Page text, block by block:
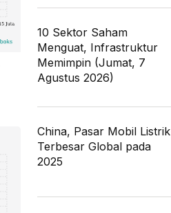
10 Sektor Saham
Menguat, Infrastruktur
Memimpin (Jumat, 7
Agustus 2026)
China, Pasar Mobil Listrik
Terbesar Global pada
2025